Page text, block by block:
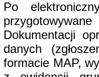
Po
Dokumentacji
danych
formacie MAP,